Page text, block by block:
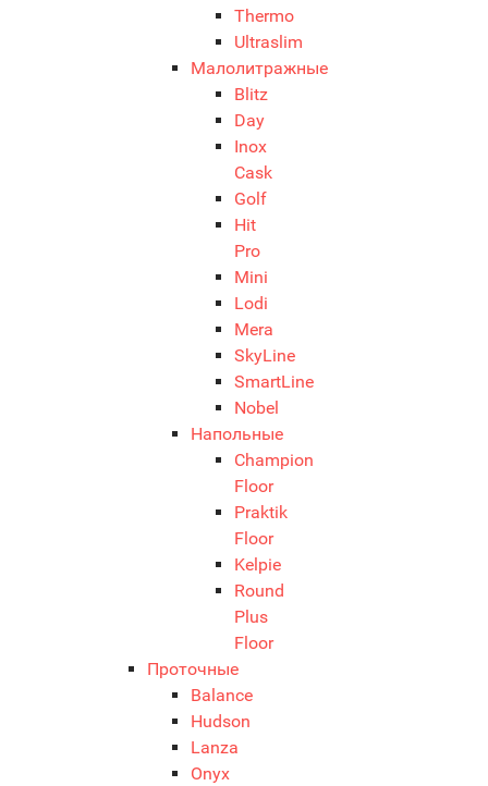
Thermo
Ultraslim
Малолитражные
Blitz
Day
Inox
Cask
Golf
Hit
Pro
Mini
Lodi
Mera
SkyLine
SmartLine
Nobel
Напольные
Champion
Floor
Praktik
Floor
Kelpie
Round
Plus
Floor
Проточные
Balance
Hudson
Lanza
Onyx